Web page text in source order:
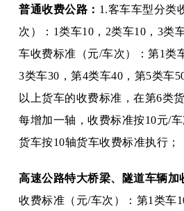
普通收费公路： 1.客车车型分类
次）：1类车10，2类车10，3类
车收费标准（元/车次）：第1类
3类车30，第4类车40，第5类车
以上货车的收费标准，在第6类
每增加一轴，收费标准按10元/
货车按10轴货车收费标准执行；
高速公路特大桥梁、隧道车辆加
收费标准（元/车次）：第1类车